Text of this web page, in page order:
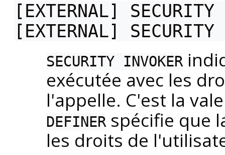
[EXTERNAL] SECURITY
[EXTERNAL] SECURITY
SECURITY INVOKER
exécutée avec les
l'appelle. C'est la
DEFINERspécifie que
les droits de